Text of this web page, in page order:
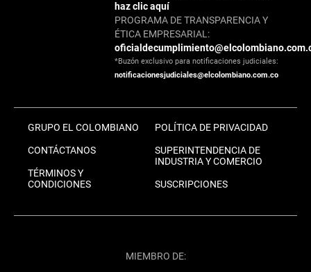
haz clic aquí
PROGRAMA DE TRANSPARENCIA Y
ÉTICA EMPRESARIAL:
*Buzón exclusivo para notificaciones judiciales:
notificacionesjudiciales@elcolombiano.com.co
GRUPO EL COLOMBIANO
CONTÁCTANOS
TÉRMINOS Y
CONDICIONES
POLÍTICA DE PRIVACIDAD
SUPERINTENDENCIA DE
INDUSTRIA Y COMERCIO
SUSCRIPCIONES
MIEMBRO DE: